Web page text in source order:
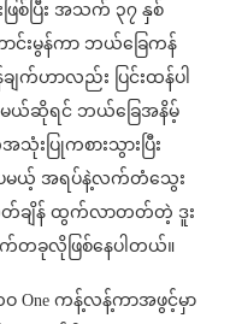
ြစ်ပြီး အသက် ၃၇ နှစ်
င်းမွန်ကာ ဘယ်ခြေကန်
က်ဟာလည်း ပြင်းထန်ပါ
ယ်ဆိုရင် ဘယ်ခြေအနိမ့်
ပြုကစားသွားပြီး
မယ့် အရပ်နဲ့လက်တံသွေး
ချိန် ထွက်လာတတ်တဲ့ ဒူး
ခုလိုဖြစ်နေပါတယ်။
One ကန့်လန့်ကာအဖွင့်မှာ